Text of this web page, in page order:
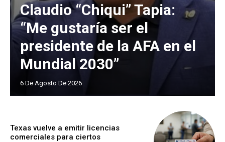
Claudio “Chiqui” Tapia:
“Me gustaría ser el
presidente de la AFA en el
Mundial 2030”
6 De Agosto De 2026
Texas vuelve a emitir licencias
comerciales para ciertos